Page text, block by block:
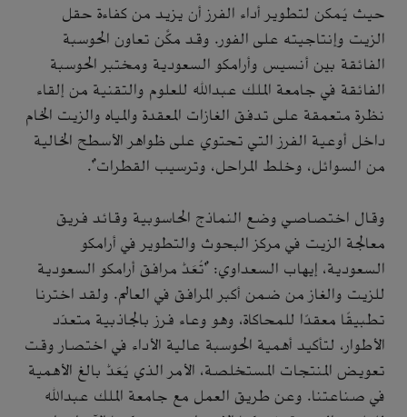
حيث يُمكن لتطوير أداء الفرز أن يزيد من كفاءة حقل
الزيت وإنتاجيته على الفور. وقد مكَّن تعاون الحوسبة
الفائقة بين أنسيس وأرامكو السعودية ومختبر الحوسبة
الفائقة في جامعة الملك عبدالله للعلوم والتقنية من إلقاء
نظرة متعمقة على تدفق الغازات المعقدة والمياه والزيت الخام
داخل أوعية الفرز التي تحتوي على ظواهر الأسطح الخالية
من السوائل، وخلط المراحل، وترسيب القطرات".
وقال اختصاصي وضع النماذج الحاسوبية وقائد فريق
معالجة الزيت في مركز البحوث والتطوير في أرامكو
السعودية، إيهاب السعداوي: "تُعَدُّ مرافق أرامكو السعودية
للزيت والغاز من ضمن أكبر المرافق في العالم. ولقد اخترنا
تطبيقًا معقدًا للمحاكاة، وهو وعاء فرز بالجاذبية متعدّد
الأطوار، لتأكيد أهمية الحوسبة عالية الأداء في اختصار وقت
تعويض المنتجات المستخلصة، الأمر الذي يُعَدُّ بالغ الأهمية
في صناعتنا. وعن طريق العمل مع جامعة الملك عبدالله